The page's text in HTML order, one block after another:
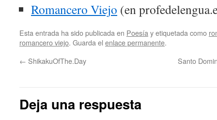
Romancero Viejo (en
Esta entrada ha sido publicada en Poesía y etiquetada como
romancero viejo. Guarda el enlace permanente.
← ShikakuOfThe.Day Santo
Deja una respuesta